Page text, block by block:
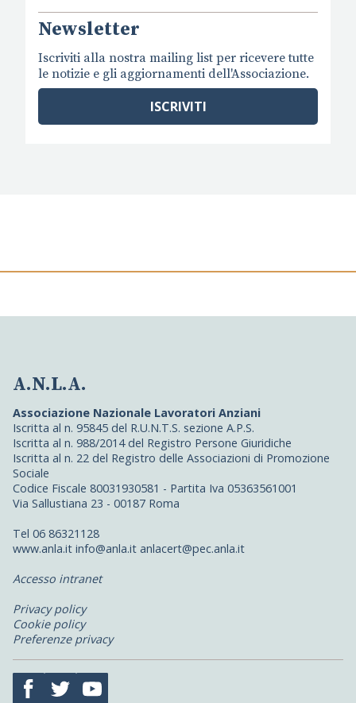
Newsletter
Iscriviti alla nostra mailing list per ricevere tutte
le notizie e gli aggiornamenti dell'Associazione.
ISCRIVITI
A.N.L.A.
Associazione Nazionale Lavoratori Anziani
Iscritta al n. 95845 del R.U.N.T.S. sezione A.P.S.
Iscritta al n. 988/2014 del Registro Persone Giuridiche
Iscritta al n. 22 del Registro delle Associazioni di Promozione
Sociale
Codice Fiscale 80031930581 - Partita Iva 05363561001
Via Sallustiana 23 - 00187 Roma
Tel 06 86321128
www.anla.it info@anla.it anlacert@pec.anla.it
Accesso intranet
Privacy policy
Cookie policy
Preferenze privacy